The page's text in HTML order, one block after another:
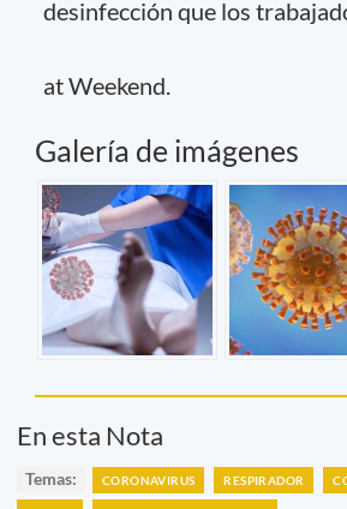
desinfección que los
at Weekend.
Galería de imágenes
En esta Nota
Temas: CORONAVIRUS RESPIRADOR